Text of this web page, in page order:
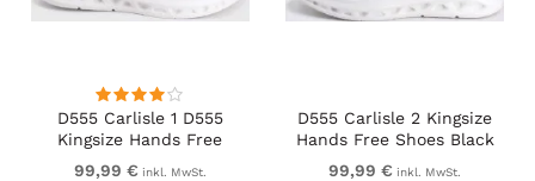
D555 Carlisle 1 D555
Kingsize Hands Free
Shoes Dark Tan
99,99 € inkl. MwSt.
D555 Carlisle 2 Kingsize
Hands Free Shoes Black
99,99 € inkl. MwSt.